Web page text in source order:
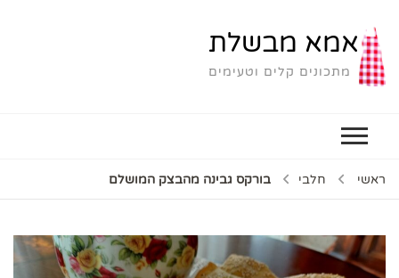
אמא מבשלת
מתכונים קלים וטעימים
ראשי חלבי בורקס גבינה מהבצק המושלם